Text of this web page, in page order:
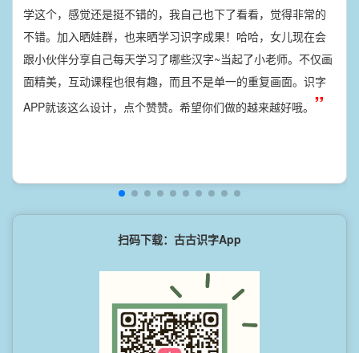
学这个，感觉还是挺不错的，我自己也下了看看，觉得非常的
不错。加入晒娃群，也来晒学习识字成果！哈哈，女儿现在会
跟小伙伴分享自己每天学习了哪些汉字~当起了小老师。不仅画
面精美，互动课程也很有趣，而且不是单一的重复画面。识字
APP就该这么设计，点个赞赞。希望你们做的越来越好哦。 ”
扫码下载：古古识字App